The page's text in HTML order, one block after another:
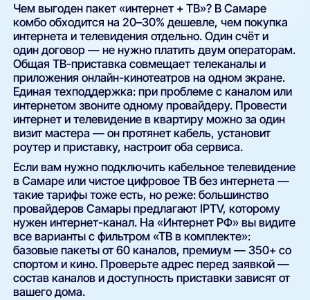
Чем выгоден пакет «интернет + ТВ»? В Самаре
комбо обходится на 20–30% дешевле, чем покупка
интернета и телевидения отдельно. Один счёт и
один договор — не нужно платить двум операторам.
Общая ТВ-приставка совмещает телеканалы и
приложения онлайн-кинотеатров на одном экране.
Единая техподдержка: при проблеме с каналом или
интернетом звоните одному провайдеру. Провести
интернет и телевидение в квартиру можно за один
визит мастера — он протянет кабель, установит
роутер и приставку, настроит оба сервиса.
Если вам нужно подключить кабельное телевидение
в Самаре или чистое цифровое ТВ без интернета —
такие тарифы тоже есть, но реже: большинство
провайдеров Самары предлагают IPTV, которому
нужен интернет-канал. На «Интернет РФ» вы видите
все варианты с фильтром «ТВ в комплекте»:
базовые пакеты от 60 каналов, премиум — 350+ со
спортом и кино. Проверьте адрес перед заявкой —
состав каналов и доступность приставки зависят от
вашего дома.